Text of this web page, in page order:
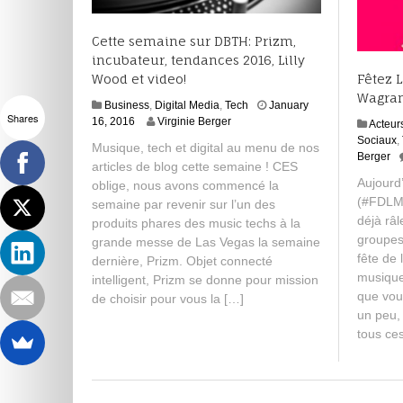
Cette semaine sur DBTH: Prizm,
incubateur, tendances 2016, Lilly
Wood et video!
Business Digital Media Tech
January
16, 2016
n
u
a
r
6
,
2
0
Virginie Berger
Musique, tech et digital au menu de nos
articles de blog cette semaine ! CES
oblige, nous avons commencé la
semaine par revenir sur l’un des
produits phares des music techs à la
grande messe de Las Vegas la semaine
dernière, Prizm. Objet connecté
intelligent, Prizm se donne pour mission
de choisir pour vous la […]
Fêtez
Sociaux,
Berger
déjà
fête de
que
un
tous
Shares